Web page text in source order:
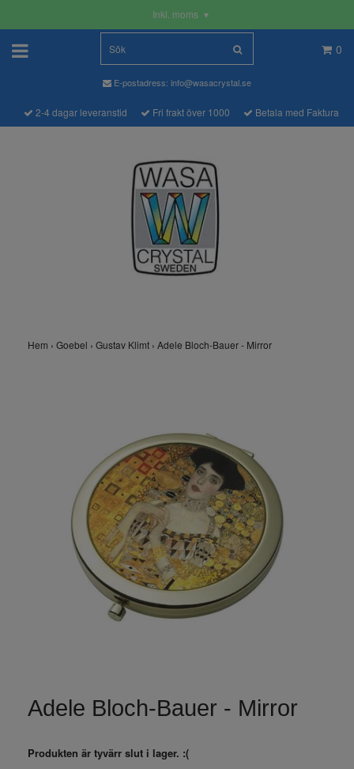
Inkl. moms ▾
0
E-postadress: info@wasacrystal.se
2-4 dagar leveranstid Fri frakt över 1000 Betala med Faktura
Hem › Goebel › Gustav Klimt › Adele Bloch-Bauer - Mirror
Adele Bloch-Bauer - Mirror
Produkten är tyvärr slut i lager. :(